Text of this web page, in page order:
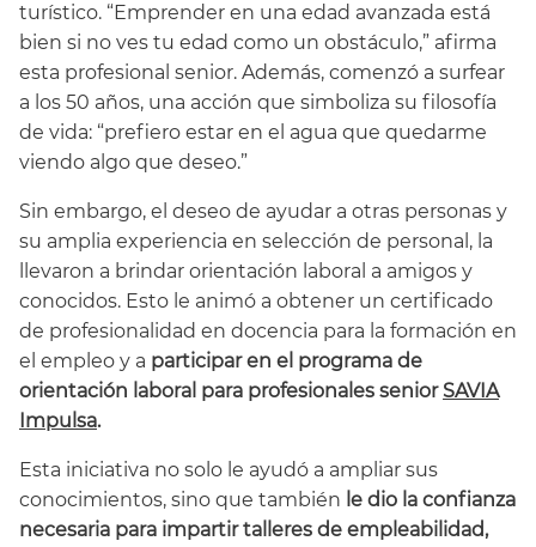
turístico. “Emprender en una edad avanzada está
bien si no ves tu edad como un obstáculo,” afirma
esta profesional senior. Además, comenzó a surfear
a los 50 años, una acción que simboliza su filosofía
de vida: “prefiero estar en el agua que quedarme
viendo algo que deseo.”
Sin embargo, el deseo de ayudar a otras personas y
su amplia experiencia en selección de personal, la
llevaron a brindar orientación laboral a amigos y
conocidos. Esto le animó a obtener un certificado
de profesionalidad en docencia para la formación en
el empleo y a participar en el programa de
orientación laboral para profesionales senior SAVIA
Impulsa.
Esta iniciativa no solo le ayudó a ampliar sus
conocimientos, sino que también le dio la confianza
necesaria para impartir talleres de empleabilidad,